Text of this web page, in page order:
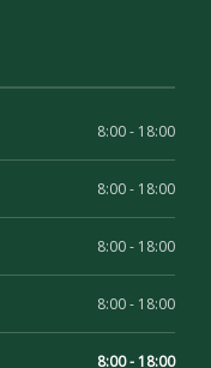
8:00 - 18:00
8:00 - 18:00
8:00 - 18:00
8:00 - 18:00
8:00 - 18:00